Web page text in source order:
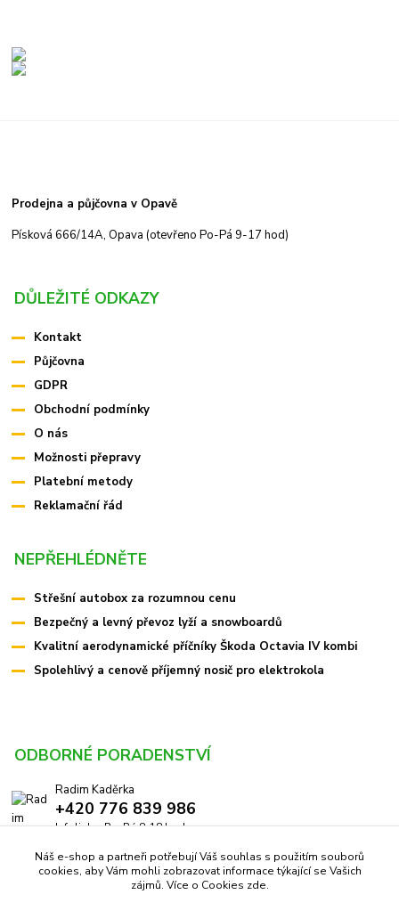
Prodejna a půjčovna v Opavě
Písková 666/14A, Opava (otevřeno Po-Pá 9-17 hod)
DŮLEŽITÉ ODKAZY
Kontakt
Půjčovna
GDPR
Obchodní podmínky
O nás
Možnosti přepravy
Platební metody
Reklamační řád
NEPŘEHLÉDNĚTE
Střešní autobox za rozumnou cenu
Bezpečný a levný převoz lyží a snowboardů
Kvalitní aerodynamické příčníky Škoda Octavia IV kombi
Spolehlivý a cenově příjemný nosič pro elektrokola
ODBORNÉ PORADENSTVÍ
Radim Kaděrka
+420 776 839 986
Infolinka: Po-Pá 8-18 hod.
info@pricniky.cz
Náš e-shop a partneři potřebují Váš souhlas s použitím souborů
cookies, aby Vám mohli zobrazovat informace týkající se Vašich
zájmů. Více o Cookies zde.